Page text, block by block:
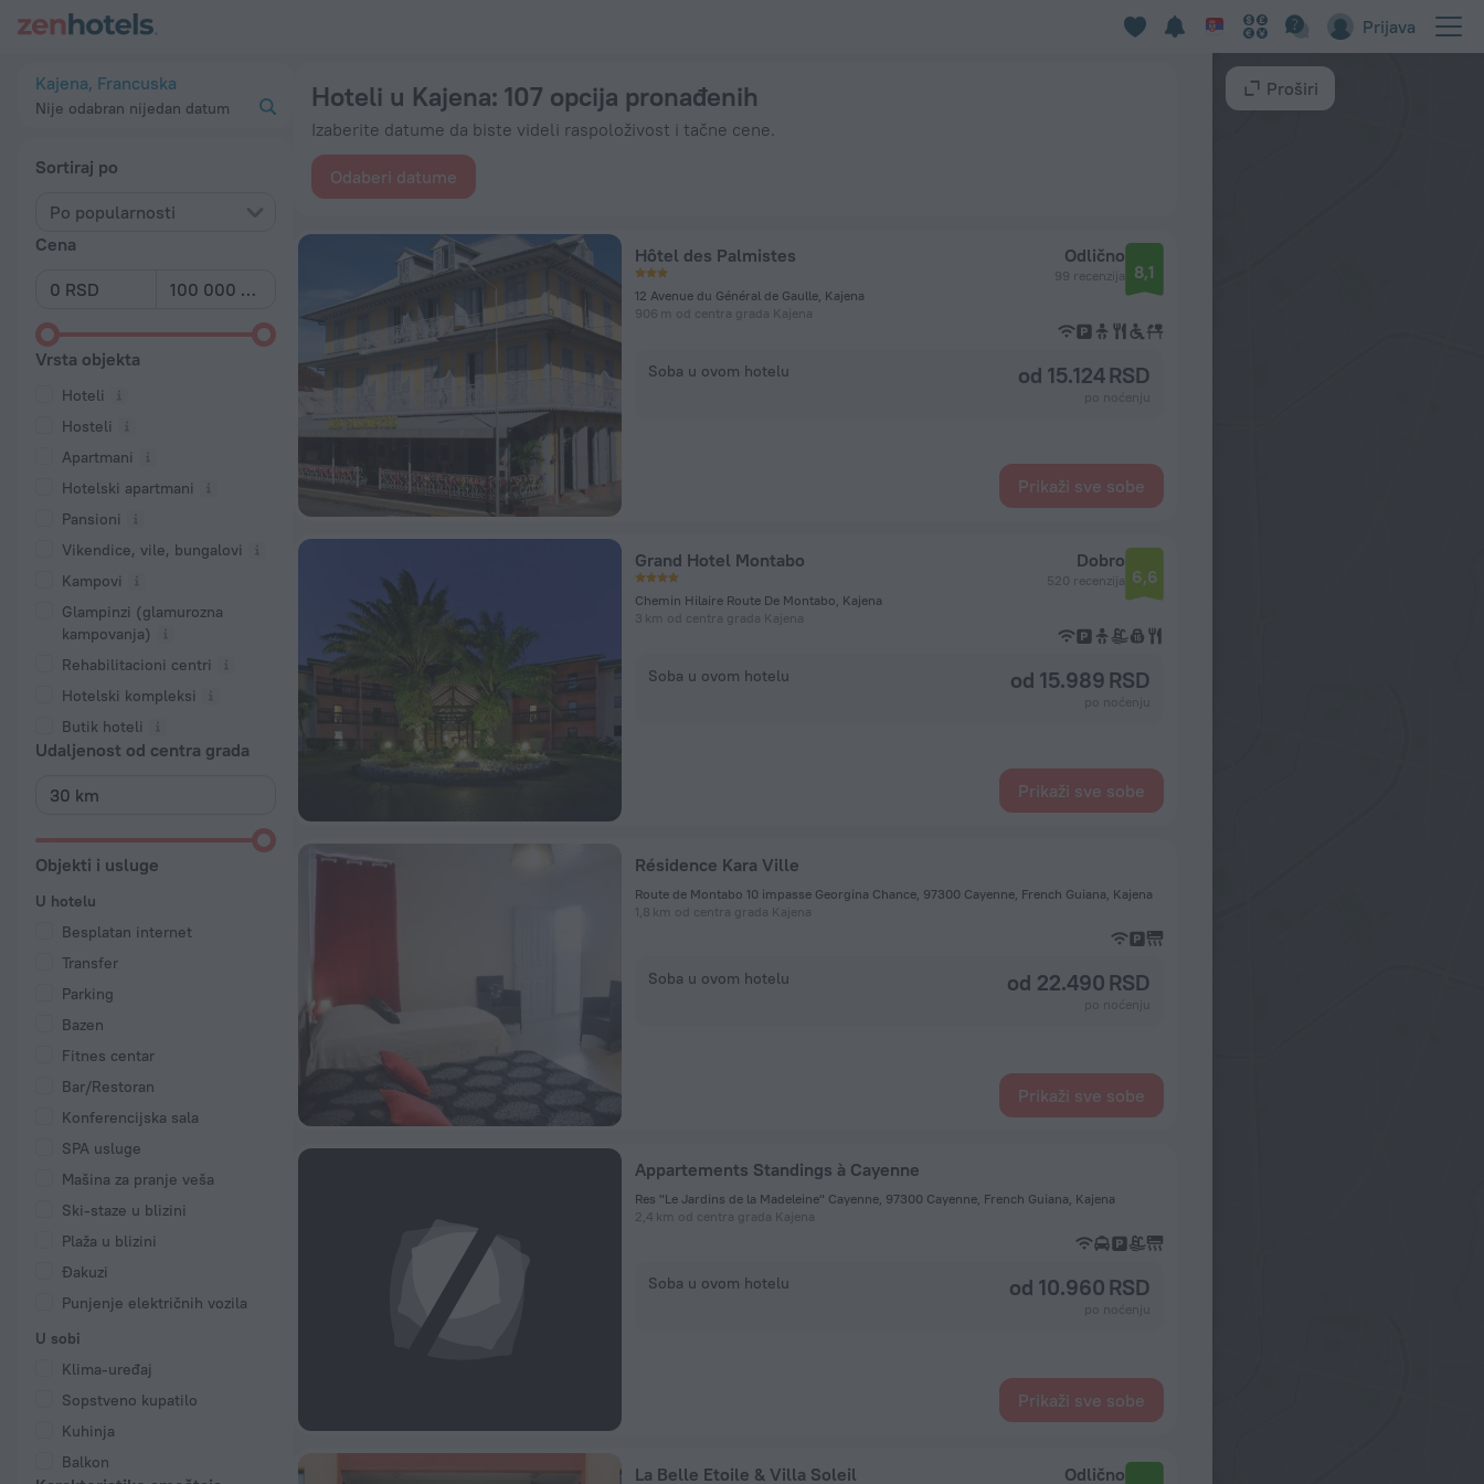
Prijava
Kajena, Francuska
Nije odabran nijedan datum
Sortiraj po
Po popularnosti
Cena
Vrsta objekta
Hoteli
Hosteli
Apartmani
Hotelski apartmani
Pansioni
Vikendice, vile, bungalovi
Kampovi
Glampinzi (glamurozna
kampovanja)
Rehabilitacioni centri
Hotelski kompleksi
Butik hoteli
Udaljenost od centra grada
Objekti i usluge
U hotelu
Besplatan internet
Transfer
Parking
Bazen
Fitnes centar
Bar/Restoran
Konferencijska sala
SPA usluge
Mašina za pranje veša
Ski-staze u blizini
Plaža u blizini
Đakuzi
Punjenje električnih vozila
U sobi
Klima-uređaj
Sopstveno kupatilo
Kuhinja
Balkon
Hoteli u Kajena: 107 opcija pronađenih
Izaberite datume da biste videli raspoloživost i tačne cene.
Odaberi datume
Hôtel des Palmistes
12 Avenue du Général de Gaulle, Kajena
906 m od centra grada Kajena
Odlično
99 recenzija 8,1
Soba u ovom hotelu od 15.124 RSD
Prikaži sve sobe
Grand Hotel Montabo
Chemin Hilaire Route De Montabo, Kajena
3 km od centra grada Kajena
Dobro
520 recenzija 6,6
Soba u ovom hotelu od 15.989 RSD
Prikaži sve sobe
Résidence Kara Ville
Route de Montabo 10 impasse Georgina Chance, 97300 Cayenne, French Guiana, Kajena
1,8 km od centra grada Kajena
Soba u ovom hotelu od 22.490 RSD
Prikaži sve sobe
Appartements Standings à Cayenne
Res "Le Jardins de la Madeleine" Cayenne, 97300 Cayenne, French Guiana, Kajena
2,4 km od centra grada Kajena
Soba u ovom hotelu od 10.960 RSD
Prikaži sve sobe
La Belle Etoile & Villa Soleil Odlično
Proširi
20 najboljih hotela Hoteli u Kajena 2026 od 8.873 RSD - Rezervišite odmah preko ZenHotels.com